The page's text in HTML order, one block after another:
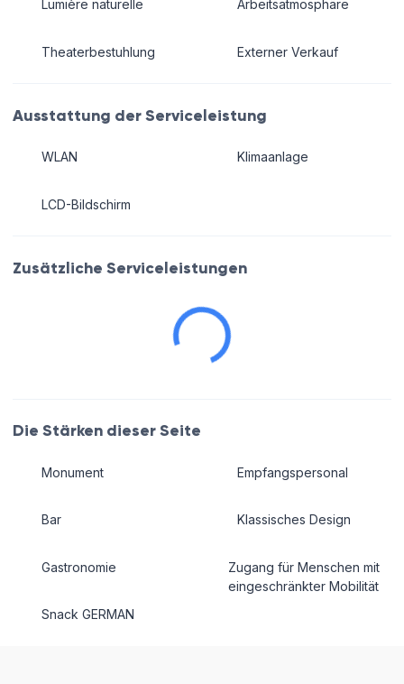
Lumière naturelle
Theaterbestuhlung
Arbeitsatmosphäre
Externer Verkauf
Ausstattung der Serviceleistung
WLAN
LCD-Bildschirm
Klimaanlage
Zusätzliche Serviceleistungen
Die Stärken dieser Seite
Monument
Bar
Gastronomie
Snack GERMAN
Empfangspersonal
Klassisches Design
Zugang für Menschen mit
eingeschränkter Mobilität